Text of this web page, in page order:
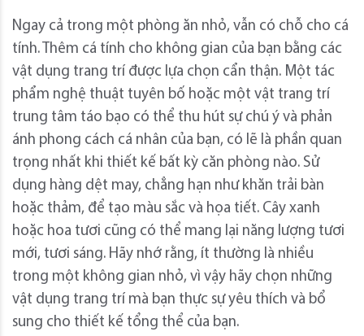
Ngay cả trong một phòng ăn nhỏ, vẫn có chỗ cho cá
tính. Thêm cá tính cho không gian của bạn bằng các
vật dụng trang trí được lựa chọn cẩn thận. Một tác
phẩm nghệ thuật tuyên bố hoặc một vật trang trí
trung tâm táo bạo có thể thu hút sự chú ý và phản
ánh phong cách cá nhân của bạn, có lẽ là phần quan
trọng nhất khi thiết kế bất kỳ căn phòng nào. Sử
dụng hàng dệt may, chẳng hạn như khăn trải bàn
hoặc thảm, để tạo màu sắc và họa tiết. Cây xanh
hoặc hoa tươi cũng có thể mang lại năng lượng tươi
mới, tươi sáng. Hãy nhớ rằng, ít thường là nhiều
trong một không gian nhỏ, vì vậy hãy chọn những
vật dụng trang trí mà bạn thực sự yêu thích và bổ
sung cho thiết kế tổng thể của bạn.